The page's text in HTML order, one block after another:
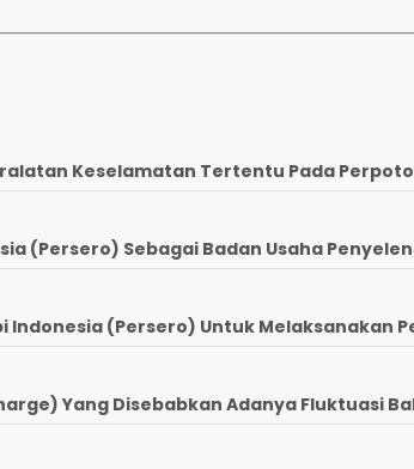
Keselamatan Tertentu Pada
(Persero) Sebagai Badan Usaha
Indonesia (Persero) Untuk Melaksanakan
Yang Disebabkan Adanya Fluktuasi